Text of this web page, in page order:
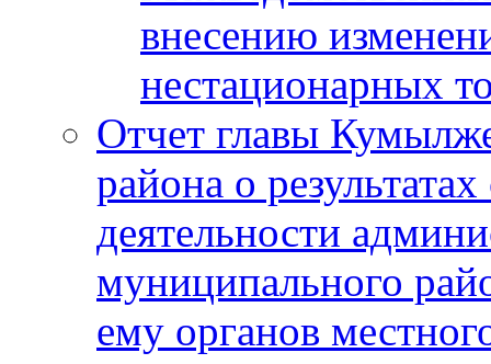
внесению
нестационарных
Отчет главы
района о
деятельности
муниципального
ему органов